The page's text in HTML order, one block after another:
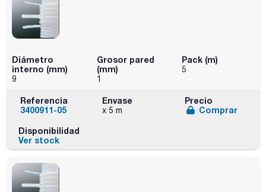
Diámetro
interno (mm)
9
Grosor pared
(mm)
1
Pack (m)
5
Referencia
3400911-05
Envase
x 5 m
Precio
Comprar
Disponibilidad
Ver stock